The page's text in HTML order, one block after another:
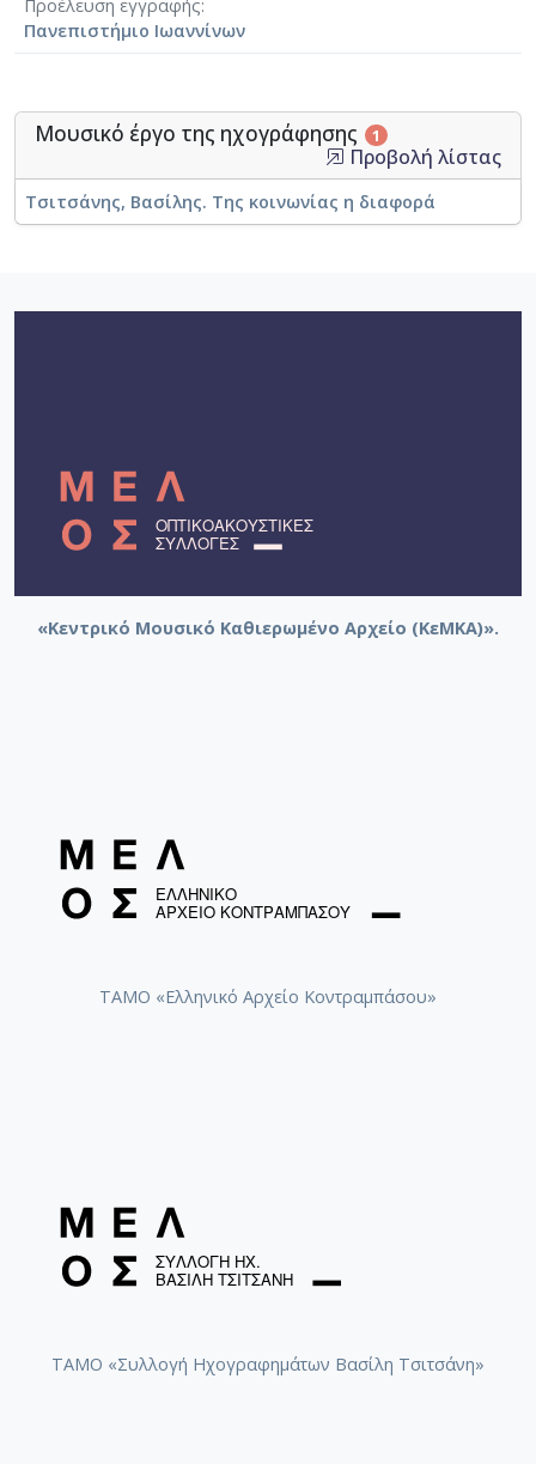
Προέλευση εγγραφής
Πανεπιστήμιο Ιωαννίνων
Μουσικό έργο της ηχογράφησης 1
Προβολή λίστας
Τσιτσάνης, Βασίλης. Της κοινωνίας η διαφορά
«Κεντρικό Μουσικό Καθιερωμένο Αρχείο (ΚεΜΚΑ)».
ΤΑΜΟ «Ελληνικό Αρχείο Κοντραμπάσου»
ΤΑΜΟ «Συλλογή Ηχογραφημάτων Βασίλη Τσιτσάνη»